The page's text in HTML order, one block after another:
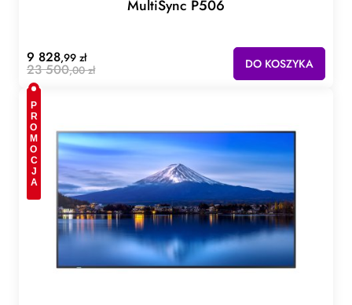
MultiSync P506
9 828,99 zł
23 500,00 zł DO KOSZYKA
PROMOCJA